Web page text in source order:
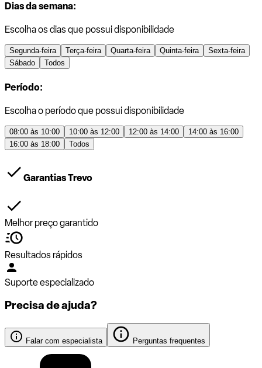
Dias da semana:
Escolha os dias que possui disponibilidade
Segunda-feira Terça-feira Quarta-feira Quinta-feira
Sexta-feira
Sábado
Todos
Período:
Escolha o período que possui disponibilidade
08:00 às 10:00 10:00 às 12:00 12:00 às 14:00
14:00 às 16:00
16:00 às 18:00
Todos
Garantias Trevo
Melhor preço garantido
Resultados rápidos
Suporte especializado
Precisa de ajuda?
Falar com especialista Perguntas frequentes